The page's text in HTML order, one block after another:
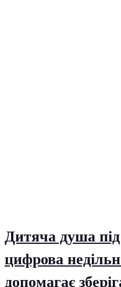
Дитяча душа
цифрова
допомагає